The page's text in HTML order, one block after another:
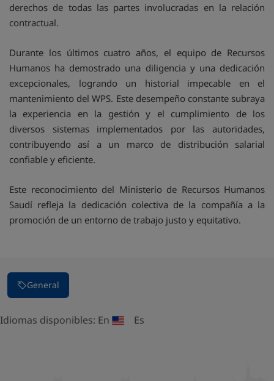
derechos de todas las partes involucradas en la relación
contractual.
Durante los últimos cuatro años, el equipo de Recursos
Humanos ha demostrado una diligencia y una dedicación
excepcionales, logrando un historial impecable en el
mantenimiento del WPS. Este desempeño constante subraya
la experiencia en la gestión y el cumplimiento de los
diversos sistemas implementados por las autoridades,
contribuyendo así a un marco de distribución salarial
confiable y eficiente.
Este reconocimiento del Ministerio de Recursos Humanos
Saudí refleja la dedicación colectiva de la compañía a la
promoción de un entorno de trabajo justo y equitativo.
General
Idiomas disponibles: En Es